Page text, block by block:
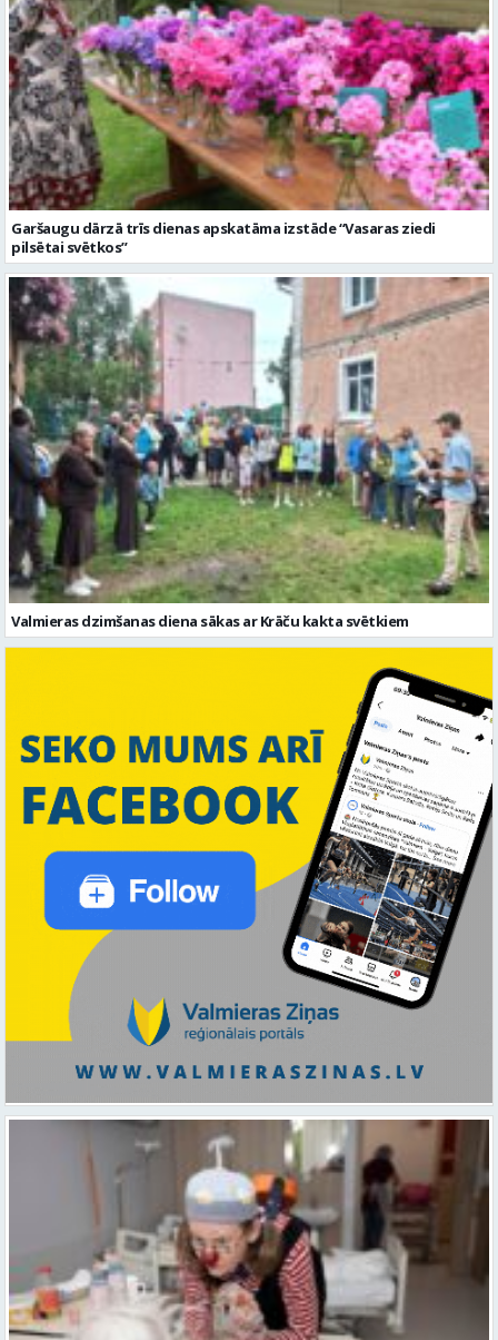
Garšaugu dārzā trīs dienas apskatāma izstāde “Vasaras ziedi
pilsētai svētkos”
Valmieras dzimšanas diena sākas ar Krāču kakta svētkiem